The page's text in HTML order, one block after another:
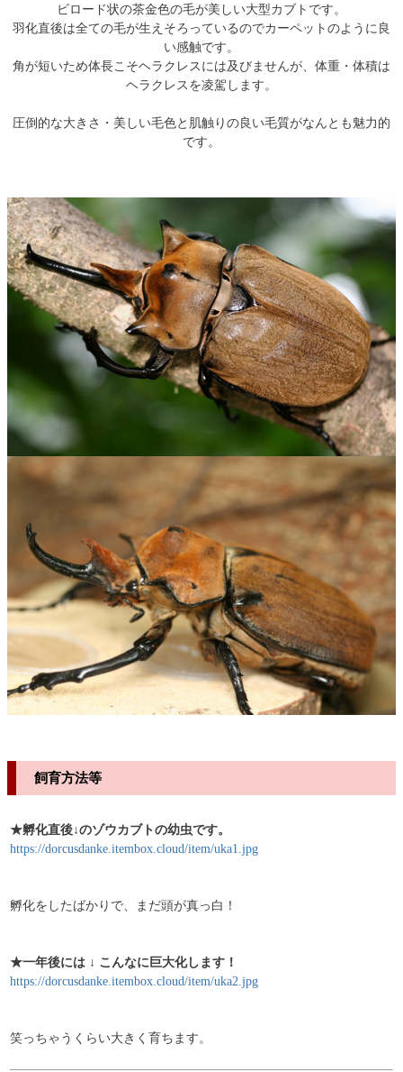
ビロード状の茶金色の毛が美しい大型カブトです。
羽化直後は全ての毛が生えそろっているのでカーペットのように良
い感触です。
角が短いため体長こそヘラクレスには及びませんが、体重・体積は
ヘラクレスを凌駕します。
圧倒的な大きさ・美しい毛色と肌触りの良い毛質がなんとも魅力的
です。
飼育方法等
★孵化直後↓のゾウカブトの幼虫です。
https://dorcusdanke.itembox.cloud/item/uka1.jpg
孵化をしたばかりで、まだ頭が真っ白！
★一年後には ↓ こんなに巨大化します！
https://dorcusdanke.itembox.cloud/item/uka2.jpg
笑っちゃうくらい大きく育ちます。